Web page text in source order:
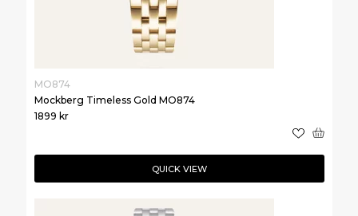
MO874
Mockberg Timeless Gold MO874
1899 kr
QUICK VIEW